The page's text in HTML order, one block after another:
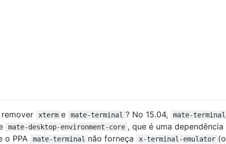
xterm e mate-terminal ? No 15.04, mate-terminal
mate-desktop-environment-core , que é uma
o PPA mate-terminal não forneça x-terminal-emulator